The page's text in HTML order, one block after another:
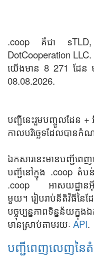
.coop គឺជា sTLD,
DotCooperation LLC.
យើងមាន 8 271 ដែន
08.08.2026.
បញ្ជីនេះរួមបញ្ចូលដែន +
កាលបរិច្ឆេទដែលបានកំ
ឯកសារនេះមានបញ្ជីព
បញ្ជីនៅក្នុង .coop តំ
.coop អាសយដ្ឋានអ៊ីន
មួយ។ រៀបរាប់នីតិវិធីនៃដ
បច្ចុប្បន្នភាពទិន្នន័យក្នុ
មានស្រាប់តាមរយៈ API.
បញ្ជីពេញលេញនៃ